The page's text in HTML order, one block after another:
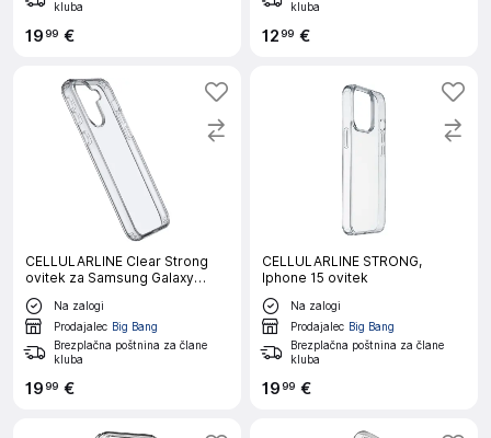
kluba
1999 €
kluba
1299 €
CELLULARLINE Clear Strong
ovitek za Samsung Galaxy
A36/A56
Na zalogi
Prodajalec Big Bang
Brezplačna poštnina za člane
kluba
1999 €
CELLULARLINE STRONG,
Iphone 15 ovitek
Na zalogi
Prodajalec Big Bang
Brezplačna poštnina za člane
kluba
1999 €